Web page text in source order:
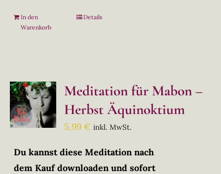
In den
Warenkorb
Details
Meditation für Mabon –
Herbst Äquinoktium
5,99€ inkl. MwSt.
Du kannst diese Meditation nach
dem Kauf downloaden und sofort